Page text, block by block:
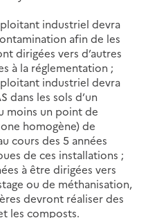
industriel devra
afin de les
dirigées vers d’autres
à la réglementation ;
industriel devra
dans les sols d’un
moins un point de
homogène) de
cours des 5 années
de ces installations ;
à être dirigées vers
ou de méthanisation,
devront réaliser des
les composts.